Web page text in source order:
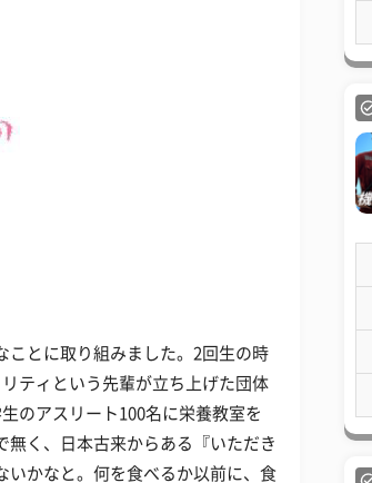
ことに取り組みました。2回生の時
ティという先輩が立ち上げた団体
のアスリート100名に栄養教室を
く、日本古来からある『いただき
いかなと。何を食べるか以前に、食